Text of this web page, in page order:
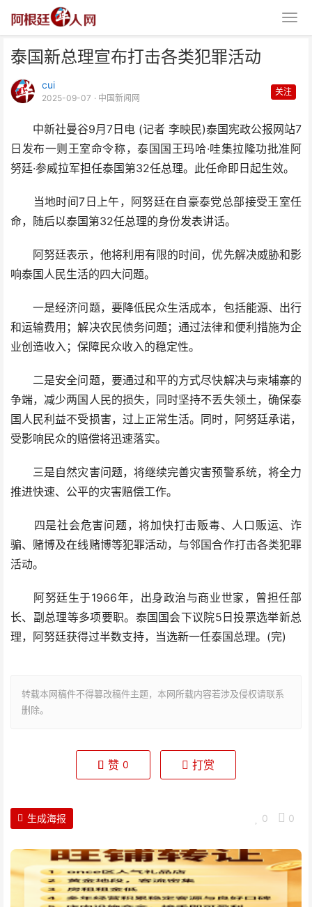
泰国新总理宣布打击各类犯罪活动
cui
2025-09-07 · 中国新闻网
关注
中新社曼谷9月7日电 (记者 李映民)泰国宪政公报网站7
日发布一则王室命令称，泰国国王玛哈·哇集拉隆功批准阿
努廷·参威拉军担任泰国第32任总理。此任命即日起生效。
当地时间7日上午，阿努廷在自豪泰党总部接受王室任
命，随后以泰国第32任总理的身份发表讲话。
阿努廷表示，他将利用有限的时间，优先解决威胁和影
响泰国人民生活的四大问题。
一是经济问题，要降低民众生活成本，包括能源、出行
和运输费用；解决农民债务问题；通过法律和便利措施为企
业创造收入；保障民众收入的稳定性。
二是安全问题，要通过和平的方式尽快解决与柬埔寨的
争端，减少两国人民的损失，同时坚持不丢失领土，确保泰
国人民利益不受损害，过上正常生活。同时，阿努廷承诺，
受影响民众的赔偿将迅速落实。
三是自然灾害问题，将继续完善灾害预警系统，将全力
推进快速、公平的灾害赔偿工作。
四是社会危害问题，将加快打击贩毒、人口贩运、诈
骗、赌博及在线赌博等犯罪活动，与邻国合作打击各类犯罪
活动。
阿努廷生于1966年，出身政治与商业世家，曾担任部
长、副总理等多项要职。泰国国会下议院5日投票选举新总
理，阿努廷获得过半数支持，当选新一任泰国总理。(完)
转载本网稿件不得篡改稿件主题，本网所载内容若涉及侵权请联系
删除。
泰国新总理宣布打击各类犯罪活动
赞 0 打赏
0 0
生成海报